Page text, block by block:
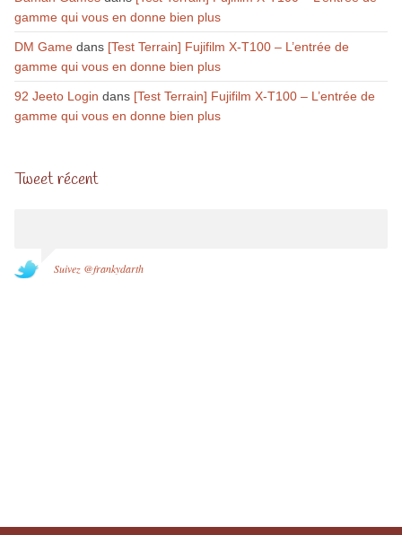
gamme qui vous en donne bien plus
DM Gamedans [Test Terrain] Fujifilm X-T100 – L’entrée de
gamme qui vous en donne bien plus
92 Jeeto Login dans [Test Terrain] Fujifilm X-T100 – L’entrée de
gamme qui vous en donne bien plus
Tweet récent
Suivez @frankydarth